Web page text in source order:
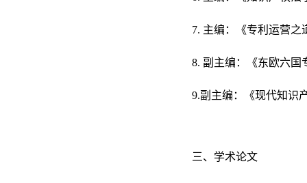
7. 主编：《专利运营之
8. 副主编：《东欧六国
9.副主编：《现代知识
三、学术论文